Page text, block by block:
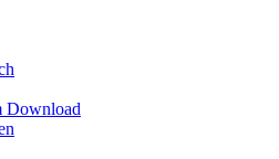
Download